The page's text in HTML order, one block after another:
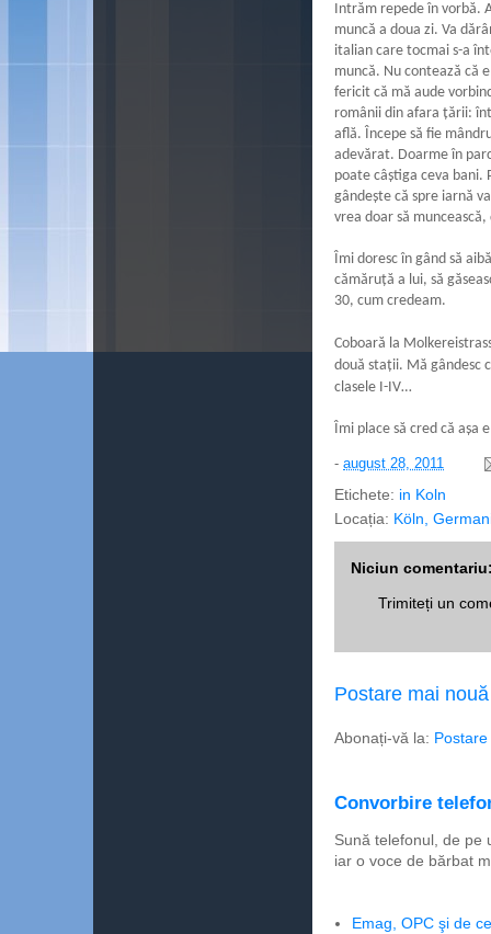
Intrăm repede în vorbă.
muncă a doua zi. Va
italian care tocmai s-a
muncă. Nu contează că
fericit că mă aude
românii din afara ţării:
află. Începe să fie
adevărat. Doarme în
poate câştiga ceva bani.
gândeşte că spre iarnă
vrea doar să
Îmi doresc în gând să
cămăruţă a lui, să
30, cum credeam.
Coboară la
două staţii. Mă gândesc
clasele I-IV…
Îmi place să cred că aşa
- august 28, 2011
Etichete: in Koln
Locația: Köln,
Niciun
Trimiteți un
Postare mai nouă
Abonați-vă la:
Convorbire
Sună telefonul, de pe
iar o voce de bărbat
Emag, OPC şi de